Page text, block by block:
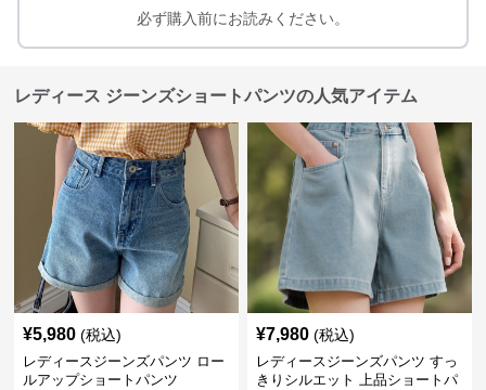
必ず購入前にお読みください。
レディース ジーンズショートパンツの人気アイテム
¥5,980 (税込)
レディースジーンズパンツ ロー
ルアップショートパンツ
¥7,980 (税込)
レディースジーンズパンツ すっ
きりシルエット 上品ショートパ